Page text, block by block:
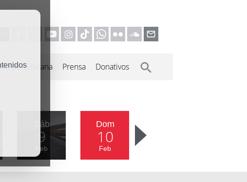
Dominicana Prensa Donativos
Sáb
9
Feb
Dom
10
Feb